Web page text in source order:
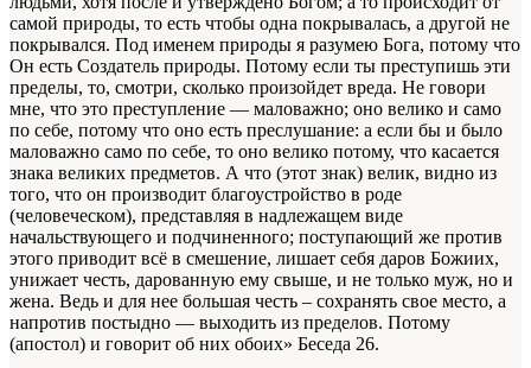
самой природы, то есть чтобы одна покрывалась, а другой не
покрывался. Под именем природы я разумею Бога, потому что
Он есть Создатель природы. Потому если ты преступишь эти
пределы, то, смотри, сколько произойдет вреда. Не говори
мне, что это преступление — маловажно; оно велико и само
по себе, потому что оно есть преслушание: а если бы и было
маловажно само по себе, то оно велико потому, что касается
знака великих предметов. А что (этот знак) велик, видно из
того, что он производит благоустройство в роде
(человеческом), представляя в надлежащем виде
начальствующего и подчиненного; поступающий же против
этого приводит всё в смешение, лишает себя даров Божиих,
унижает честь, дарованную ему свыше, и не только муж, но и
жена. Ведь и для нее большая честь – сохранять свое место, а
напротив постыдно — выходить из пределов. Потому
(апостол) и говорит об них обоих» Беседа 26.